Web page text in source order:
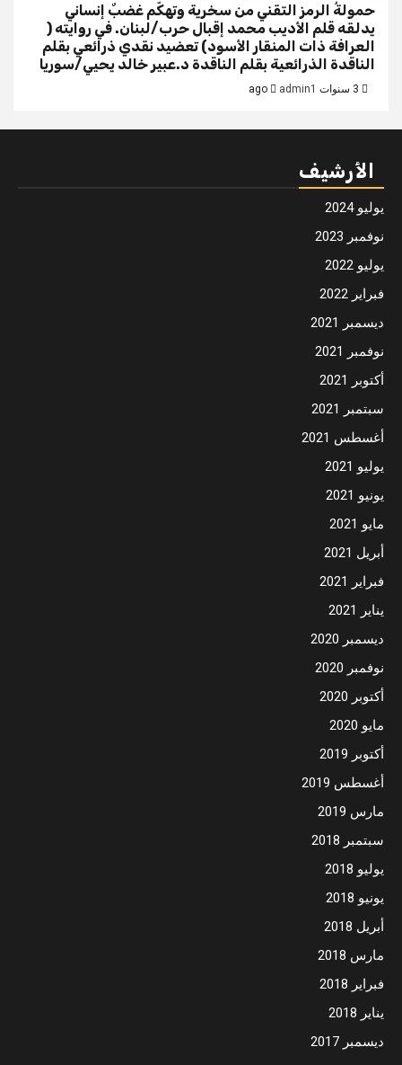
حمولةُ الرمز التقني من سخرية وتهكّم غضبٌ إنساني
يدلقه قلم الأديب محمد إقبال حرب/لبنان. في روايته (
العرافة ذات المنقار الأسود) تعضيد نقدي ذرائعي بقلم
الناقدة الذرائعية بقلم الناقدة د.عبير خالد يحيي/سوريا
admin1
الأرشيف
يوليو 2024
نوفمبر 2023
يوليو 2022
فبراير 2022
ديسمبر 2021
نوفمبر 2021
أكتوبر 2021
سبتمبر 2021
أغسطس 2021
يوليو 2021
يونيو 2021
مايو 2021
أبريل 2021
فبراير 2021
يناير 2021
ديسمبر 2020
نوفمبر 2020
أكتوبر 2020
مايو 2020
أكتوبر 2019
أغسطس 2019
مارس 2019
سبتمبر 2018
يوليو 2018
يونيو 2018
أبريل 2018
مارس 2018
فبراير 2018
يناير 2018
ديسمبر 2017